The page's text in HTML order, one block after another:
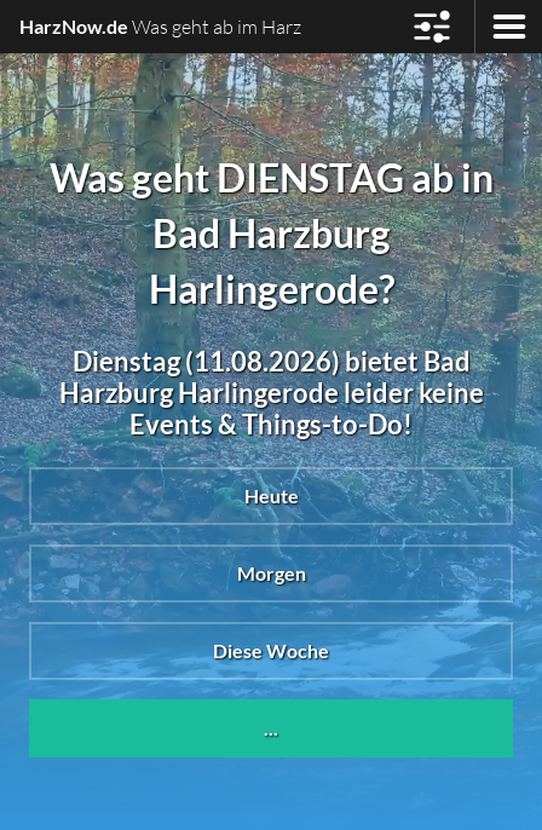
HarzNow.de Was geht ab im Harz
Was geht DIENSTAG ab in
Bad Harzburg
Harlingerode?
Dienstag (11.08.2026) bietet Bad
Harzburg Harlingerode leider keine
Events & Things-to-Do!
Heute
Morgen
Diese Woche